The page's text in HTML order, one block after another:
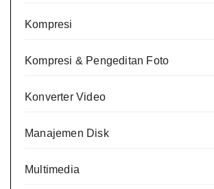
Kompresi
Kompresi & Pengeditan Foto
Konverter Video
Manajemen Disk
Multimedia